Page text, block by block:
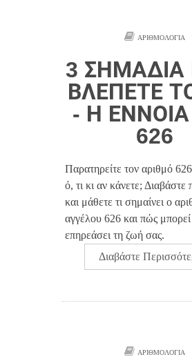
ΑΡΙΘΜΟΛΟΓΊΑ
3 ΣΗΜΆΔΙΑ
ΒΛΈΠΕΤΕ
- Η
626
Παρατηρείτε τον αριθμό
ό, τι κι αν κάνετε;
και μάθετε τι σημαίνει ο
αγγέλου 626 και πώς
επηρεάσει τη ζωή σας.
Διαβάστε
ΑΡΙΘΜΟΛΟΓΊΑ